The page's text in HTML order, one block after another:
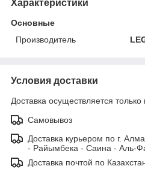
Характеристики
Основные
Производитель
Условия доставки
Доставка осуществляется только
Самовывоз
Доставка курьером по г.
- Райымбека - Саина - Аль-
Доставка почтой по